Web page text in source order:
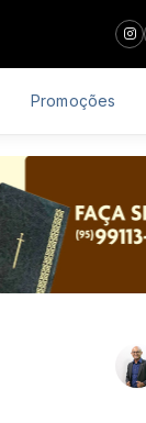
Promoções